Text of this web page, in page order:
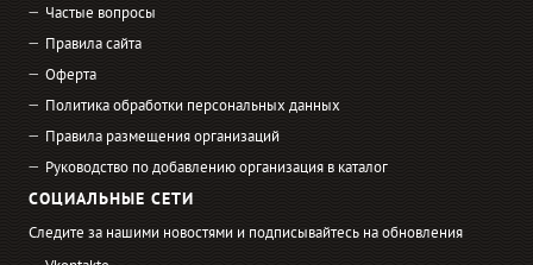
Частые вопросы
Правила сайта
Оферта
Политика обработки персональных данных
Правила размещения организаций
Руководство по добавлению организация в каталог
СОЦИАЛЬНЫЕ СЕТИ
Следите за нашими новостями и подписывайтесь на обновления